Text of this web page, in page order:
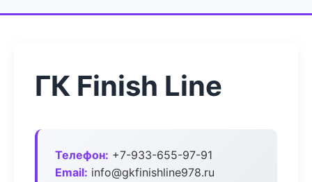
ГК Finish Line
Телефон: +7-933-655-97-91
Email: info@gkfinishline978.ru